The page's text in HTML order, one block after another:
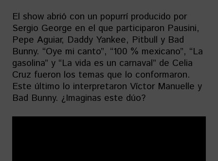
El show abrió con un popurrí producido por
Sergio George en el que participaron Pausini,
Pepe Aguiar, Daddy Yankee, Pitbull y Bad
Bunny. “Oye mi canto”, “100 % mexicano”, “La
gasolina” y “La vida es un carnaval” de Celia
Cruz fueron los temas que lo conformaron.
Este último lo interpretaron Víctor Manuelle y
Bad Bunny. ¿Imaginas este dúo?